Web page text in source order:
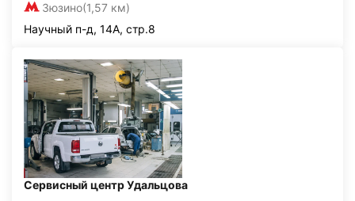
Зюзино(1,57 км)
Научный п-д, 14А, стр.8
Сервисный центр Удальцова